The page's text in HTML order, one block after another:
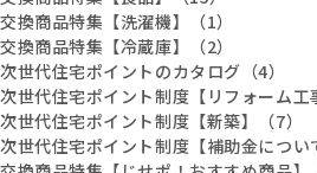
交換商品特集【洗濯機】（1）
交換商品特集【冷蔵庫】（2）
次世代住宅ポイントのカタログ（4）
次世代住宅ポイント制度【リフォーム工
次世代住宅ポイント制度【新築】（7）
次世代住宅ポイント制度【補助金につい